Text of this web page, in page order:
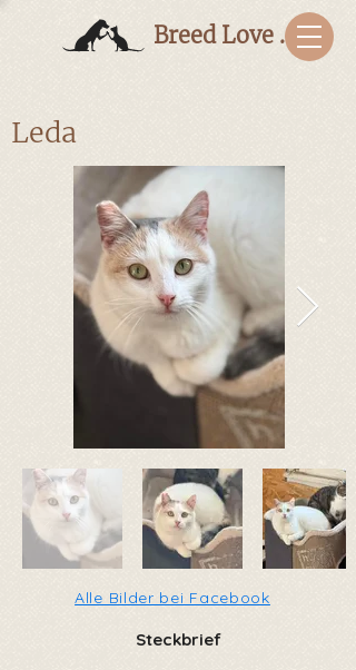
Breed Love Bulgaria
Leda
Alle Bilder bei Facebook
Steckbrief